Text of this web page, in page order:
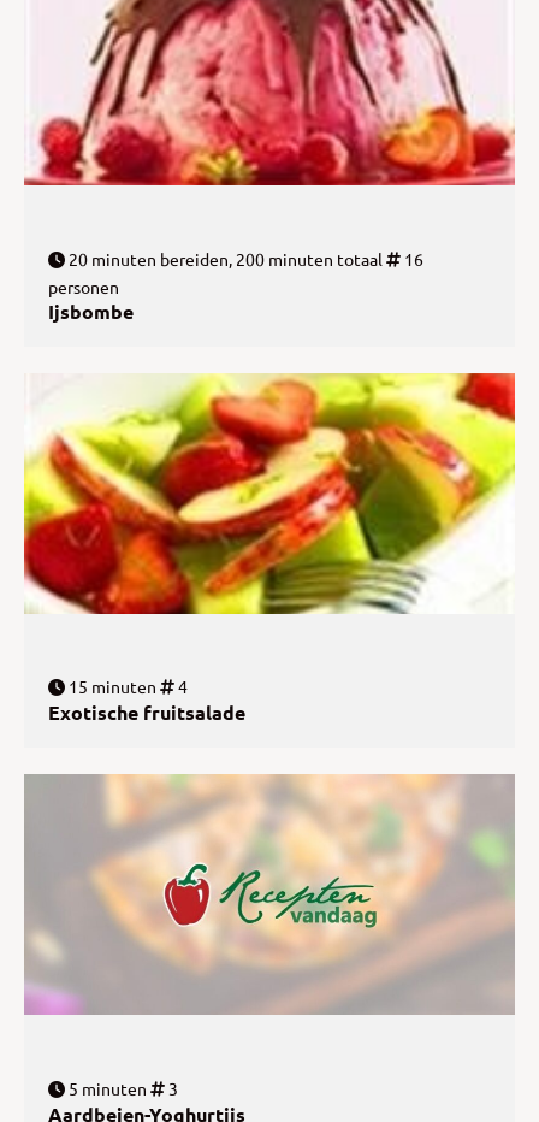
20 minuten bereiden, 200 minuten totaal
16
personen
Ijsbombe
15 minuten 4
Exotische fruitsalade
5 minuten 3
Aardbeien-Yoghurtijs